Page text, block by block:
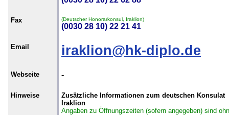
Fax (Deutscher Honorarkonsul, Iraklion)
(0030 28 10) 22 21 41
Email iraklion@hk-diplo.de
Webseite -
Hinweise
Zusätzliche Informationen zum deutschen Konsulat
Iraklion
Angaben zu Öffnungszeiten (sofern angegeben) sind